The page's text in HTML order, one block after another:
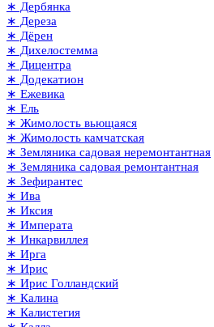
∗ Дербянка
∗ Дереза
∗ Дёрен
∗ Дихелостемма
∗ Дицентра
∗ Додекатион
∗ Ежевика
∗ Ель
∗ Жимолость вьющаяся
∗ Жимолость камчатская
∗ Земляника садовая неремонтантная
∗ Земляника садовая ремонтантная
∗ Зефирантес
∗ Ива
∗ Иксия
∗ Императа
∗ Инкарвиллея
∗ Ирга
∗ Ирис
∗ Ирис Голландский
∗ Калина
∗ Калистегия